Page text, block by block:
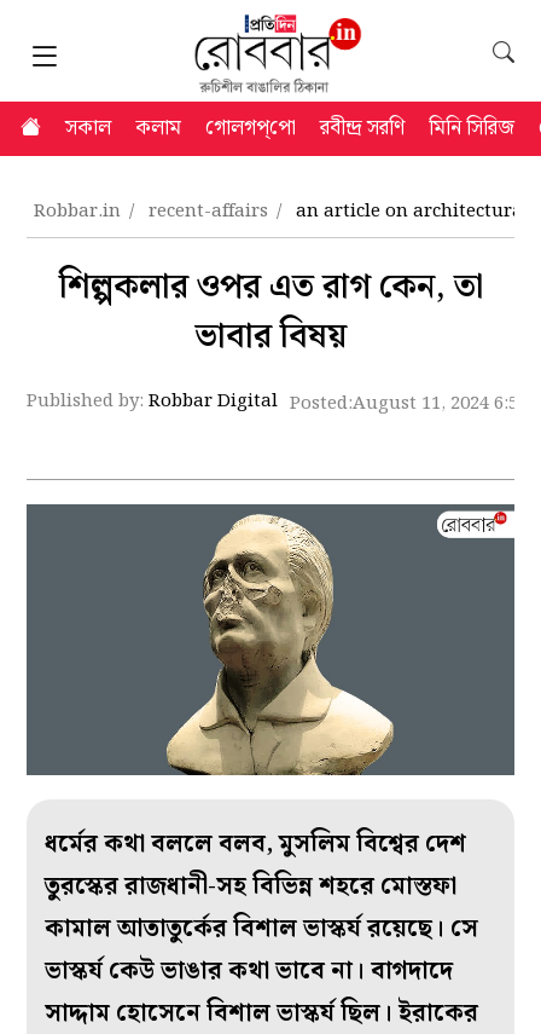
সকাল কলাম গোলগপ্‌পো রবীন্দ্র সরণি মিনি সিরিজ
Robbar.in recent-affairs an article on architectural
শিল্পকলার ওপর এত রাগ কেন, তা
ভাবার বিষয়
Published by:Robbar Digital Posted:August 11, 2024 6:52
ধর্মের কথা বললে বলব, মুসলিম বিশ্বের দেশ
তুরস্কের রাজধানী-সহ বিভিন্ন শহরে মোস্তফা
কামাল আতাতুর্কের বিশাল ভাস্কর্য রয়েছে। সে
ভাস্কর্য কেউ ভাঙার কথা ভাবে না। বাগদাদে
সাদ্দাম হোসেনে বিশাল ভাস্কর্য ছিল। ইরাকের